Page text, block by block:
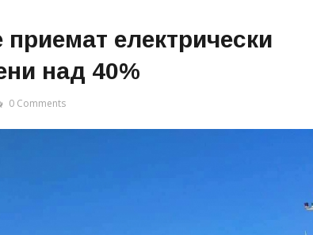
електрически
над 40%
0 Comments